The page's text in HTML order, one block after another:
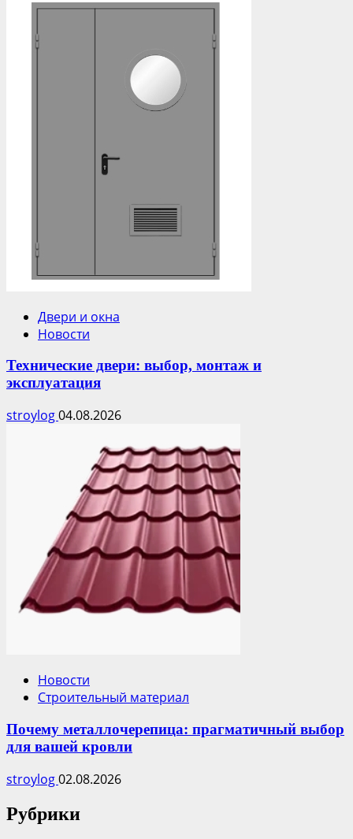
Двери и окна
Новости
Технические двери: выбор, монтаж и
эксплуатация
stroylog04.08.2026
Новости
Строительный материал
Почему металлочерепица: прагматичный выбор
для вашей кровли
stroylog02.08.2026
Рубрики